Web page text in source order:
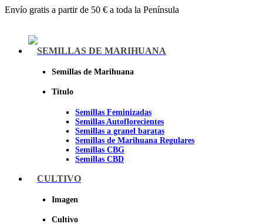
Envío gratis a partir de 50 € a toda la Península
SEMILLAS DE MARIHUANA
Semillas de Marihuana
Titulo
Semillas Feminizadas
Semillas Autoflorecientes
Semillas a granel baratas
Semillas de Marihuana Regulares
Semillas CBG
Semillas CBD
Sheer seeds
CULTIVO
Imagen
Cultivo